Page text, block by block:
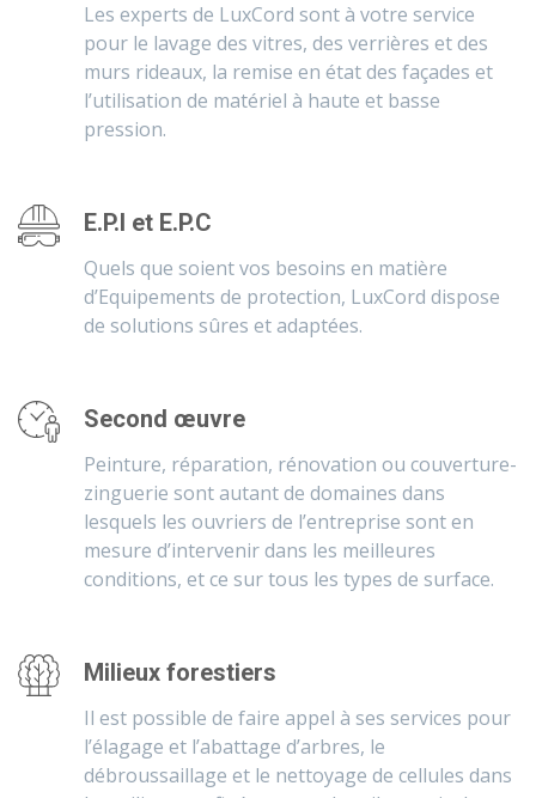
Les experts de LuxCord sont à votre service
pour le lavage des vitres, des verrières et des
murs rideaux, la remise en état des façades et
l’utilisation de matériel à haute et basse
pression.
E.P.I et E.P.C
Quels que soient vos besoins en matière
d’Equipements de protection, LuxCord dispose
de solutions sûres et adaptées.
Second œuvre
Peinture, réparation, rénovation ou couverture-
zinguerie sont autant de domaines dans
lesquels les ouvriers de l’entreprise sont en
mesure d’intervenir dans les meilleures
conditions, et ce sur tous les types de surface.
Milieux forestiers
Il est possible de faire appel à ses services pour
l’élagage et l’abattage d’arbres, le
débroussaillage et le nettoyage de cellules dans